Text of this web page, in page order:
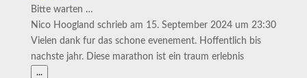
Bitte warten …
Nico Hoogland schrieb am 15. September 2024 um 23:30
Vielen dank fur das schone evenement. Hoffentlich bis
nachste jahr. Diese marathon ist ein traum erlebnis
...Diese